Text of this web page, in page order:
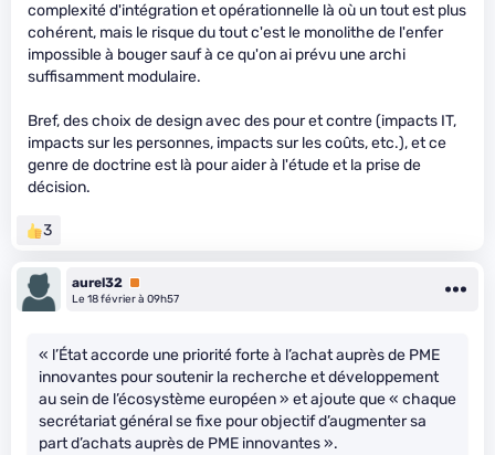
complexité d'intégration et opérationnelle là où un tout est plus
cohérent, mais le risque du tout c'est le monolithe de l'enfer
impossible à bouger sauf à ce qu'on ai prévu une archi
suffisamment modulaire.
Bref, des choix de design avec des pour et contre (impacts IT,
impacts sur les personnes, impacts sur les coûts, etc.), et ce
genre de doctrine est là pour aider à l'étude et la prise de
décision.
3
aurel32 Premium
Le 18 février à 09h57
« l’État accorde une priorité forte à l’achat auprès de PME
innovantes pour soutenir la recherche et développement
au sein de l’écosystème européen » et ajoute que « chaque
secrétariat général se fixe pour objectif d’augmenter sa
part d’achats auprès de PME innovantes ».